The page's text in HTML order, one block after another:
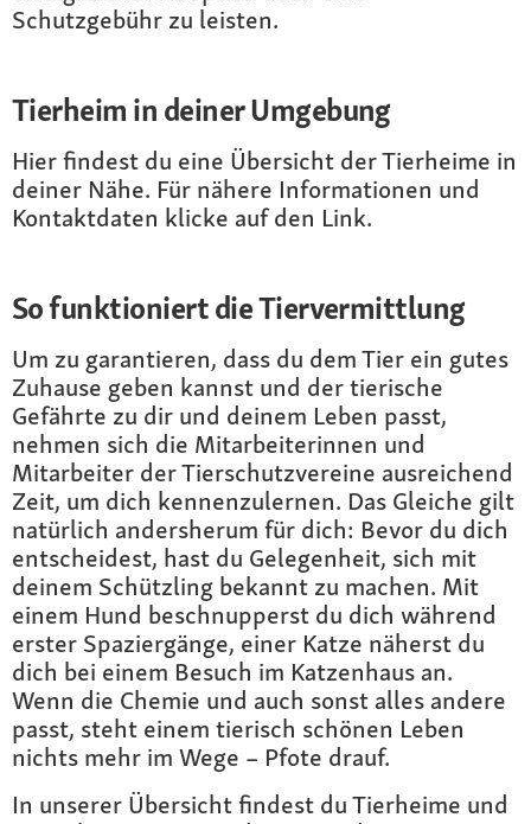
Schutzgebühr zu leisten.
Tierheim in deiner Umgebung
Hier findest du eine Übersicht der Tierheime in
deiner Nähe. Für nähere Informationen und
Kontaktdaten klicke auf den Link.
So funktioniert die Tiervermittlung
Um zu garantieren, dass du dem Tier ein gutes
Zuhause geben kannst und der tierische
Gefährte zu dir und deinem Leben passt,
nehmen sich die Mitarbeiterinnen und
Mitarbeiter der Tierschutzvereine ausreichend
Zeit, um dich kennenzulernen. Das Gleiche gilt
natürlich andersherum für dich: Bevor du dich
entscheidest, hast du Gelegenheit, sich mit
deinem Schützling bekannt zu machen. Mit
einem Hund beschnupperst du dich während
erster Spaziergänge, einer Katze näherst du
dich bei einem Besuch im Katzenhaus an.
Wenn die Chemie und auch sonst alles andere
passt, steht einem tierisch schönen Leben
nichts mehr im Wege – Pfote drauf.
In unserer Übersicht findest du Tierheime und